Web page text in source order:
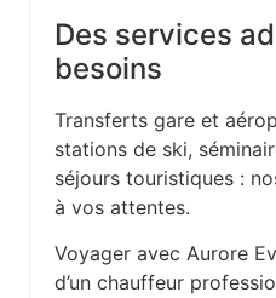
Des services
besoins
Transferts gare et
stations de ski,
séjours touristiques :
à vos attentes.
Voyager avec Aurore
d’un chauffeur